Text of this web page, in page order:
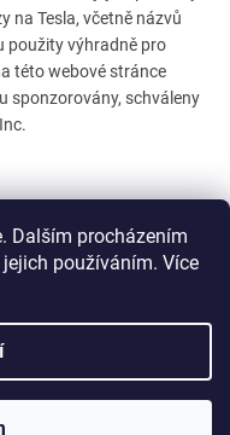
Dalším procházením
používáním. Více
na Tesla, včetně názvů
použity výhradně pro
této webové stránce
sponzorovány, schváleny